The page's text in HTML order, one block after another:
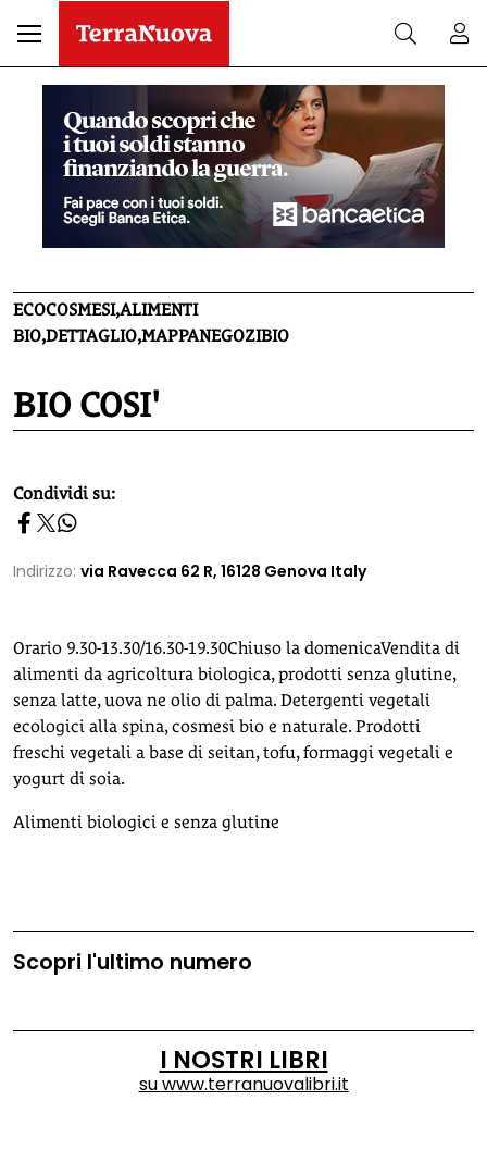
ECOCOSMESI,ALIMENTI
BIO,DETTAGLIO,MAPPANEGOZIBIO
BIO COSI'
homepage h2
Condividi su:
Indirizzo: via Ravecca 62 R, 16128 Genova Italy
Orario 9.30-13.30/16.30-19.30Chiuso la domenicaVendita di
alimenti da agricoltura biologica, prodotti senza glutine,
senza latte, uova ne olio di palma. Detergenti vegetali
ecologici alla spina, cosmesi bio e naturale. Prodotti
freschi vegetali a base di seitan, tofu, formaggi vegetali e
yogurt di soia.
Alimenti biologici e senza glutine
Scopri l'ultimo numero
I NOSTRI LIBRI
suwww.terranuovalibri.it